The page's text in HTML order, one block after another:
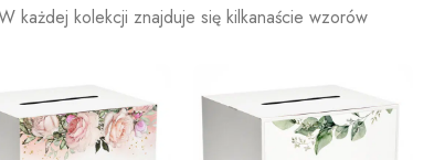
każdej kolekcji znajduje się kilkanaście wzorów